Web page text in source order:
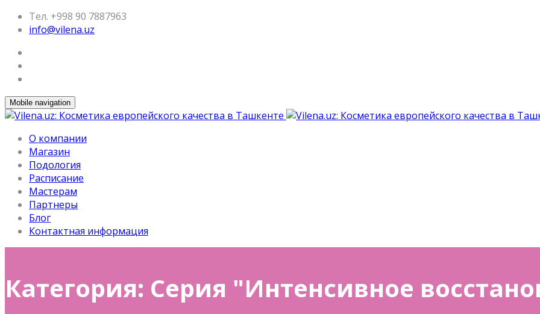
Тел. +998 90 7887963
info@vilena.uz
Mobile navigation
О компании
Магазин
Подология
Расписание
Мастерам
Партнеры
Блог
Контактная информация
Категория: Серия "Интенсивное